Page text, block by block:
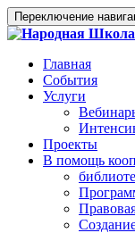
Переключение
Главная
События
Услуги
Проекты
В помощь